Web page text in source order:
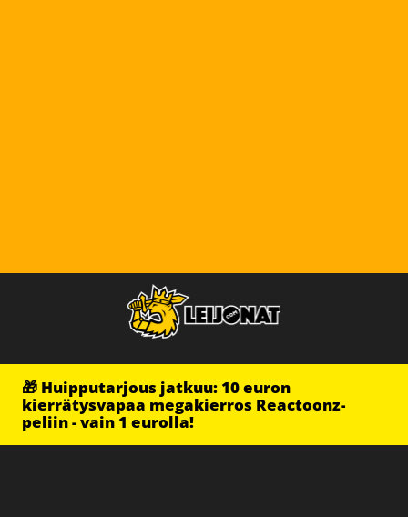
🎁 Huipputarjous jatkuu: 10 euron
kierrätysvapaa megakierros Reactoonz-
peliin - vain 1 eurolla!